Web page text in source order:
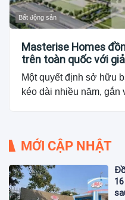
Bất động sản
Masterise Homes
trên toàn quốc với
Một quyết định sở hữu
kéo dài nhiều năm, gắn
MỚI CẬP NHẬT